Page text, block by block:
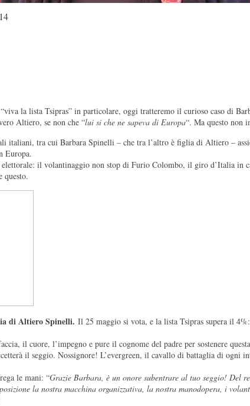
la lista Tsipras” in particolare, oggi tratteremo il curioso caso di
Altiero, se non che “lui si che ne sapeva di Europa“. Ma questo non
italiani, tra cui Barbara Spinelli – che tra l’altro è figlia di Altiero –
Europa.
elettorale: il volantinaggio non stop di Furio Colombo, il giro d’Italia in
questo.
di Altiero Spinelli. Il 25 maggio si vota, e la lista Tsipras supera il
il cuore, l’impegno e pure il cognome del padre per sostenere
il seggio. Nossignore! L’evergreen, il cavallo di battaglia di ogni
le mani: “Grazie Barbara, è un onore subentrare al tuo seggio! Del
la nostra macchina organizzativa, la nostra manodopera, i